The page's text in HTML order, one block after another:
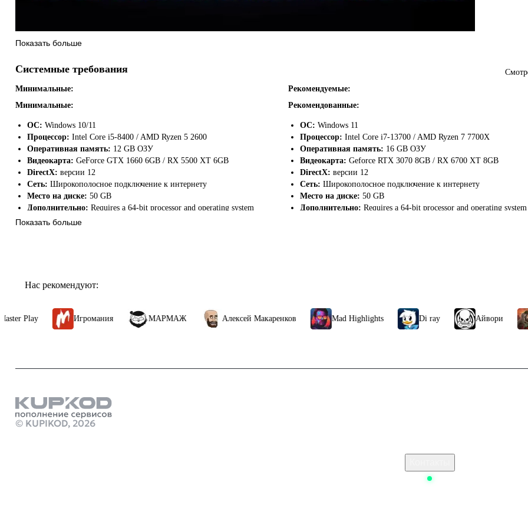
Subnautica 2 — приключенческая игра о выживании под водой в чужом и незнакомом мире. Это следующая глава во вселенной Subnautica от
Unknown Worlds.
Корпорация «Альтерра» дарит вам шанс начать новую жизнь вдали от объятой войной родины. Путешествие к новым берегам на
корабле «Цикада» вместе с другими первопроходцами идет не по плану; тем не менее, искусственный интеллект корабля считает, что
что бы то ни стало выполнить поставленную задачу. В этой непростой ситуации вам предстоит столкнуться с разными трудностями, порой
преодолимыми, и выжить любой ценой. Будущее человечества в ваших руках!
Показать больше
Системные требования
Минимальные:
Минимальные:
ОС: Windows 10/11
Процессор: Intel Core i5-8400 / AMD Ryzen 5 2600
Оперативная память: 12 GB ОЗУ
Видеокарта: GeForce GTX 1660 6GB / RX 5500 XT 6GB
DirectX: версии 12
Сеть: Широкополосное подключение к интернету
Место на диске: 50 GB
Дополнительно: Requires a 64-bit processor and operating system
Рекомендуемые:
Рекомендованные:
ОС: Windows 11
Процессор: Intel Core i7-13700 / AMD Ryzen 7 7700X
Оперативная память: 16 GB ОЗУ
Видеокарта: Geforce RTX 3070 8GB / RX 6700 XT 8GB
DirectX: версии 12
Сеть: Широкополосное подключение к интернету
Место на диске: 50 GB
Дополнительно: Requires a 64-bit processor and operating system
Показать больше
Нас рекомендуют:
Игромания МАРМАЖ Алексей Макаренков Mad Highlights Di ray Айвори ЧБG
© KUPIKOD, 2026
Status